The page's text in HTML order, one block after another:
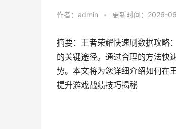
作者： admin • 更新时间：2026-
摘要：王者荣耀快速刷数据攻略
的关键途径。通过合理的方法快
势。本文将为您详细介绍如何在
提升游戏战绩技巧揭秘